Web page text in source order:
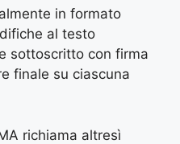
in formato
al testo
sottoscritto con firma
finale su ciascuna
richiama altresì